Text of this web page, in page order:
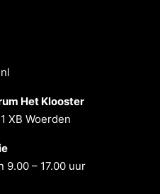
Het Klooster
XB Woerden
9.00 – 17.00 uur